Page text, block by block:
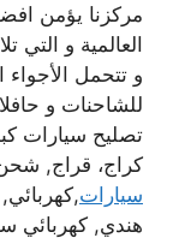
مركزنا يؤمن
العالمية و التي
و تتحمل
للشاحنات و
تصليح سيارات
كراج، قراج,
سيارات,كهربائي,
هندي, كهربائي